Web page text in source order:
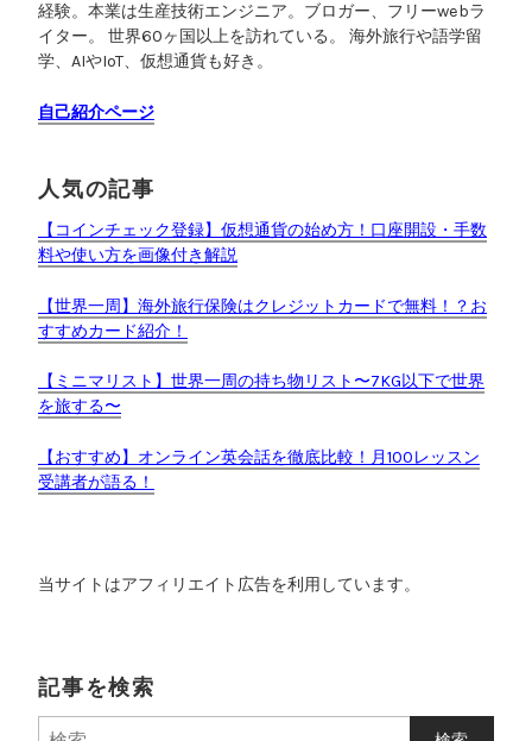
経験。本業は生産技術エンジニア。ブロガー、フリーwebラ
イター。 世界60ヶ国以上を訪れている。 海外旅行や語学留
学、AIやIoT、仮想通貨も好き。
自己紹介ページ
人気の記事
【コインチェック登録】仮想通貨の始め方！口座開設・手数
料や使い方を画像付き解説
【世界一周】海外旅行保険はクレジットカードで無料！？お
すすめカード紹介！
【ミニマリスト】世界一周の持ち物リスト〜7KG以下で世界
を旅する〜
【おすすめ】オンライン英会話を徹底比較！月100レッスン
受講者が語る！
当サイトはアフィリエイト広告を利用しています。
記事を検索
検